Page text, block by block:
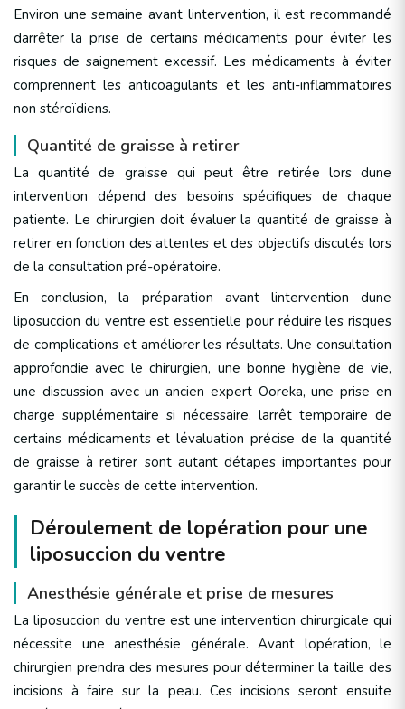
Environ une semaine avant lintervention, il est recommandé
darrêter la prise de certains médicaments pour éviter les
risques de saignement excessif. Les médicaments à éviter
comprennent les anticoagulants et les anti-inflammatoires
non stéroïdiens.
Quantité de graisse à retirer
La quantité de graisse qui peut être retirée lors dune
intervention dépend des besoins spécifiques de chaque
patiente. Le chirurgien doit évaluer la quantité de graisse à
retirer en fonction des attentes et des objectifs discutés lors
de la consultation pré-opératoire.
En conclusion, la préparation avant lintervention dune
liposuccion du ventre est essentielle pour réduire les risques
de complications et améliorer les résultats. Une consultation
approfondie avec le chirurgien, une bonne hygiène de vie,
une discussion avec un ancien expert Ooreka, une prise en
charge supplémentaire si nécessaire, larrêt temporaire de
certains médicaments et lévaluation précise de la quantité
de graisse à retirer sont autant détapes importantes pour
garantir le succès de cette intervention.
Déroulement de lopération pour une
liposuccion du ventre
Anesthésie générale et prise de mesures
La liposuccion du ventre est une intervention chirurgicale qui
nécessite une anesthésie générale. Avant lopération, le
chirurgien prendra des mesures pour déterminer la taille des
incisions à faire sur la peau. Ces incisions seront ensuite